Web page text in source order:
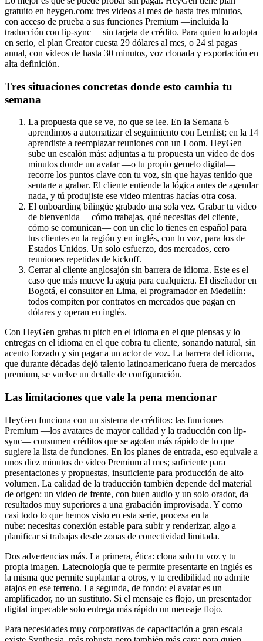
gratuito en heygen.com: tres videos al mes de hasta tres minutos,
con acceso de prueba a sus funciones Premium —incluida la
traducción con lip-sync— sin tarjeta de crédito. Para quien lo adopta
en serio, el plan Creator cuesta 29 dólares al mes, o 24 si pagas
anual, con videos de hasta 30 minutos, voz clonada y exportación en
alta definición.
Tres situaciones concretas donde esto cambia tu
semana
La propuesta que se ve, no que se lee. En la Semana 6
aprendimos a automatizar el seguimiento con Lemlist; en la 14
aprendiste a reemplazar reuniones con un Loom. HeyGen
sube un escalón más: adjuntas a tu propuesta un video de dos
minutos donde un avatar —o tu propio gemelo digital—
recorre los puntos clave con tu voz, sin que hayas tenido que
sentarte a grabar. El cliente entiende la lógica antes de agendar
nada, y tú produjiste ese video mientras hacías otra cosa.
El onboarding bilingüe grabado una sola vez. Grabar tu video
de bienvenida —cómo trabajas, qué necesitas del cliente,
cómo se comunican— con un clic lo tienes en español para
tus clientes en la región y en inglés, con tu voz, para los de
Estados Unidos. Un solo esfuerzo, dos mercados, cero
reuniones repetidas de kickoff.
Cerrar al cliente anglosajón sin barrera de idioma. Este es el
caso que más mueve la aguja para cualquiera. El diseñador en
Bogotá, el consultor en Lima, el programador en Medellín:
todos compiten por contratos en mercados que pagan en
dólares y operan en inglés.
Con HeyGen grabas tu pitch en el idioma en el que piensas y lo
entregas en el idioma en el que cobra tu cliente, sonando natural, sin
acento forzado y sin pagar a un actor de voz. La barrera del idioma,
que durante décadas dejó talento latinoamericano fuera de mercados
premium, se vuelve un detalle de configuración.
Las limitaciones que vale la pena mencionar
HeyGen funciona con un sistema de créditos: las funciones
Premium —los avatares de mayor calidad y la traducción con lip-
sync— consumen créditos que se agotan más rápido de lo que
sugiere la lista de funciones. En los planes de entrada, eso equivale a
unos diez minutos de video Premium al mes; suficiente para
presentaciones y propuestas, insuficiente para producción de alto
volumen. La calidad de la traducción también depende del material
de origen: un video de frente, con buen audio y un solo orador, da
resultados muy superiores a una grabación improvisada. Y como
casi todo lo que hemos visto en esta serie, procesa en la
nube: necesitas conexión estable para subir y renderizar, algo a
planificar si trabajas desde zonas de conectividad limitada.
Dos advertencias más. La primera, ética: clona solo tu voz y tu
propia imagen. Latecnología que te permite presentarte en inglés es
la misma que permite suplantar a otros, y tu credibilidad no admite
atajos en ese terreno. La segunda, de fondo: el avatar es un
amplificador, no un sustituto. Si el mensaje es flojo, un presentador
digital impecable solo entrega más rápido un mensaje flojo.
Para necesidades muy corporativas de capacitación a gran escala